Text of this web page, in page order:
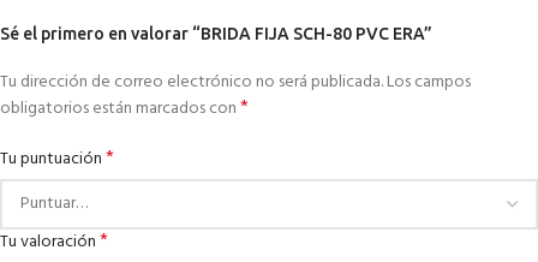
Sé el primero en valorar “BRIDA FIJA SCH-80 PVC ERA”
Tu dirección de correo electrónico no será publicada.Los campos
obligatorios están marcados con*
Tu puntuación*
Tu valoración*